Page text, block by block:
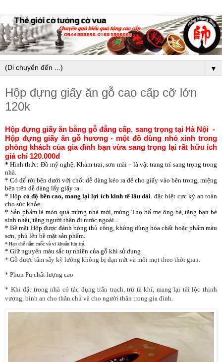
▼
Hộp đựng giấy ăn gỗ cao cấp cỡ lớn
120k
Hộp đựng giấy ăn bằng gỗ đẳng cấp, sang trọng tại Hà Nội -
Hộp đựng giấy ăn gỗ hương - một đồ dùng nhỏ xinh trong
phòng khách của gia đình bạn vừa sang trọng lại rất hữu ích
giá chỉ 120.000đ
*Hình thức: Đồ mỹ nghệ, Khảm trai, sơn mài – là vật trang trí sang trọng trong
nhà.
* Có đế rời bên dưới với chốt dễ dàng kéo ra để cho giấy vào bên trong, miệng
bên trên dễ dàng lấy giấy ra.
* Hộp có độ bền cao, mang lại lợi ích kinh tế lâu dài. đặc biệt cực kỳ an toàn
cho sức khỏe.
* Sản phẩm là món quà mừng nhà mới, mừng Thọ bố mẹ ông bà, tặng bạn bè
sinh nhật, tặng người thân đi nước ngoài...
* Bề mặt Hộp được đánh bóng thủ công, không dùng hóa chất hoặc phẩm màu
sơn, phủ lên bề mặt sản phẩm.
* Hạn chế nấm mốc và vi khuẩn lưu trú.
* Giữ nguyên màu sắc tự nhiên của gỗ khi sử dụng
* Gỗ được tẩm sấy kỹ lưỡng không bị dạn nứt và mối mọt theo thời gian.
* Phun Pu chất lượng cao
* Khi đặt trong nhà có tác dụng trấn trạch, trừ tà khí, mang lại tài lộc thịnh
vượng, bình an cho thân chủ và cho người thân trong gia đình.